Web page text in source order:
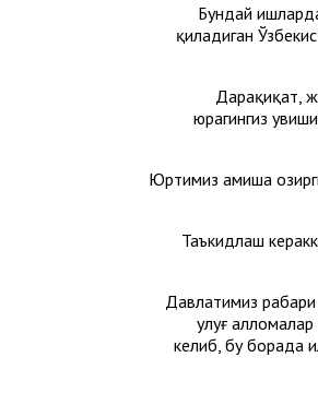
Бундай
қиладиган
Дарҳақиқат,
юрагингиз
“Юртимиз ҳамиша
Таъкидлаш
Давлатимиз
улуғ
келиб, бу борада